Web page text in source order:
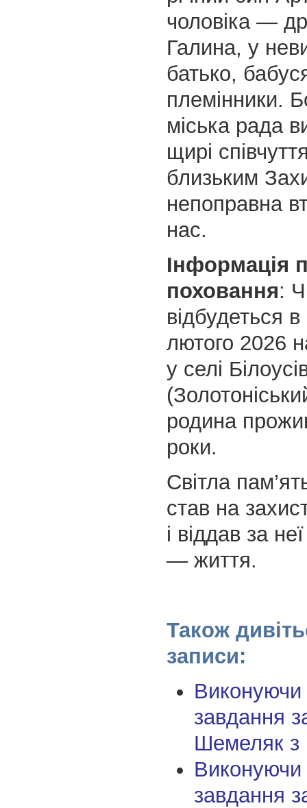
чоловіка —
Галина, у
батько,
племінники.
міська рада
щирі
близьким
непоправна
нас.
Інформація
поховання:
відбудеться
лютого 2026
у селі
родина
роки.
Світла
став на
і віддав за
— життя.
Також
записи:
завдання
Шемеляк з
завдання